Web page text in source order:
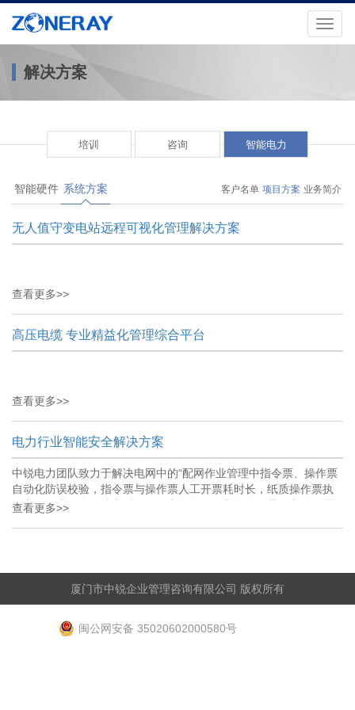
解决方案
培训 咨询 智能电力
智能硬件 系统方案 业务简介
项目方案
客户名单
无人值守变电站远程可视化管理解决方案
查看更多>>
高压电缆 专业精益化管理综合平台
查看更多>>
电力行业智能安全解决方案
中锐电力团队致力于解决电网中的“配网作业管理中指令票、操作票
自动化防误校验，指令票与操作票人工开票耗时长，纸质操作票执
行中的作业信息无法实时回传，电气设备钥匙众多；营销安全管理
安全、智能防误、应用便捷的管理平台，可实现电网业务与互联网
查看更多>>
厦门市中锐企业管理咨询有限公司 版权所有
闽公网安备 35020602000580号